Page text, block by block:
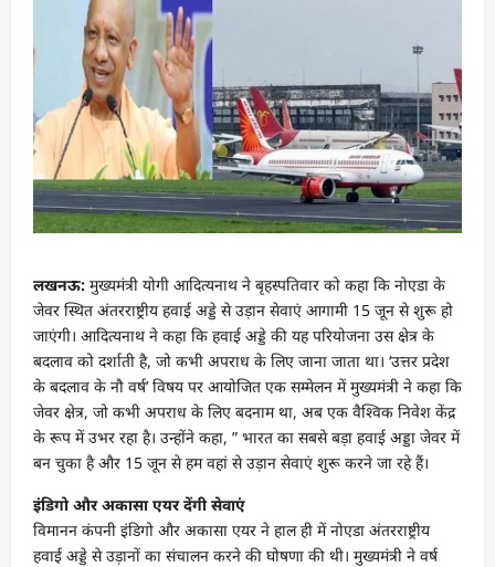
लखनऊ: मुख्यमंत्री योगी आदित्यनाथ ने बृहस्पतिवार को कहा कि नोएडा के
जेवर स्थित अंतरराष्ट्रीय हवाई अड्डे से उड़ान सेवाएं आगामी 15 जून से शुरू हो
जाएंगी। आदित्यनाथ ने कहा कि हवाई अड्डे की यह परियोजना उस क्षेत्र के
बदलाव को दर्शाती है, जो कभी अपराध के लिए जाना जाता था। ‘उत्तर प्रदेश
के बदलाव के नौ वर्ष’ विषय पर आयोजित एक सम्मेलन में मुख्यमंत्री ने कहा कि
जेवर क्षेत्र, जो कभी अपराध के लिए बदनाम था, अब एक वैश्विक निवेश केंद्र
के रूप में उभर रहा है। उन्होंने कहा, ” भारत का सबसे बड़ा हवाई अड्डा जेवर में
बन चुका है और 15 जून से हम वहां से उड़ान सेवाएं शुरू करने जा रहे हैं।
इंडिगो और अकासा एयर देंगी सेवाएं
विमानन कंपनी इंडिगो और अकासा एयर ने हाल ही में नोएडा अंतरराष्ट्रीय
हवाई अड्डे से उड़ानों का संचालन करने की घोषणा की थी। मुख्यमंत्री ने वर्ष